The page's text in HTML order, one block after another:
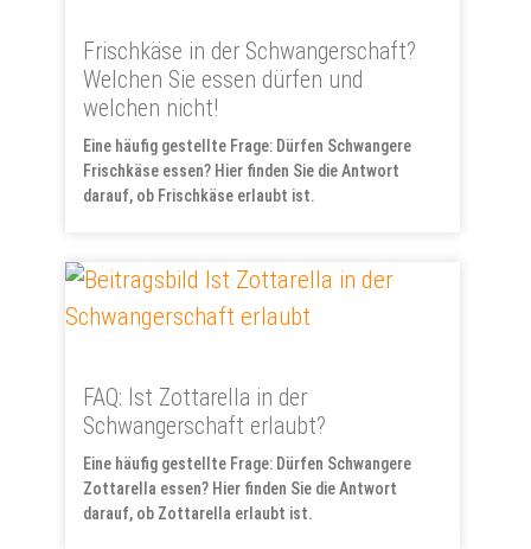
Frischkäse in der Schwangerschaft?
Welchen Sie essen dürfen und
welchen nicht!
Eine häufig gestellte Frage: Dürfen Schwangere
Frischkäse essen? Hier finden Sie die Antwort
darauf, ob Frischkäse erlaubt ist.
FAQ: Ist Zottarella in der
Schwangerschaft erlaubt?
Eine häufig gestellte Frage: Dürfen Schwangere
Zottarella essen? Hier finden Sie die Antwort
darauf, ob Zottarella erlaubt ist.